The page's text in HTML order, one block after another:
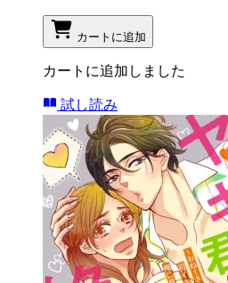
カートに追加
カートに追加しました
試し読み